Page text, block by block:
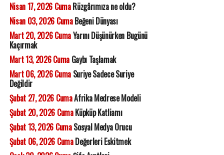
Nisan 17, 2026 CumaRüzgârımıza ne oldu?
Nisan 03, 2026 CumaBeğeni Dünyası
Mart 20, 2026 CumaYarını Düşünürken Bugünü
Kaçırmak
Mart 13, 2026 CumaGaybı Taşlamak
Mart 06, 2026 CumaSuriye Sadece Suriye
Değildir
Şubat 27, 2026 CumaAfrika Medrese Modeli
Şubat 20, 2026 CumaKüpküp Katliamı
Şubat 13, 2026 CumaSosyal Medya Orucu
Şubat 06, 2026 CumaDeğerleri Eskitmek